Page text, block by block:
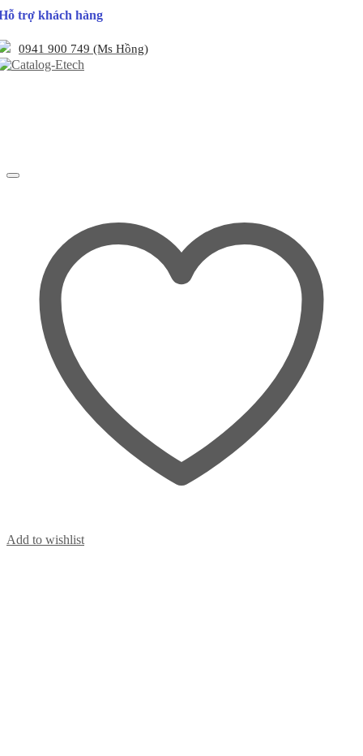
trợ khách hàng
0941 900 749 (Ms Hồng)
Add to wishlist